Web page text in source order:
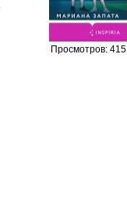
Просмотров: 415